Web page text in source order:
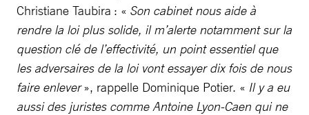
Christiane Taubira : « Son cabinet nous aide à
rendre la loi plus solide, il m’alerte notamment sur la
question clé de l’effectivité, un point essentiel que
les adversaires de la loi vont essayer dix fois de nous
faire enlever», rappelle Dominique Potier. « Il y a eu
aussi des juristes comme Antoine Lyon-Caen qui ne